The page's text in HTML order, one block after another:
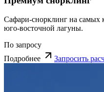
Сафари-снорклинг на самых
юго-восточной лагуны.
По запросу
Подробнее
Запросить